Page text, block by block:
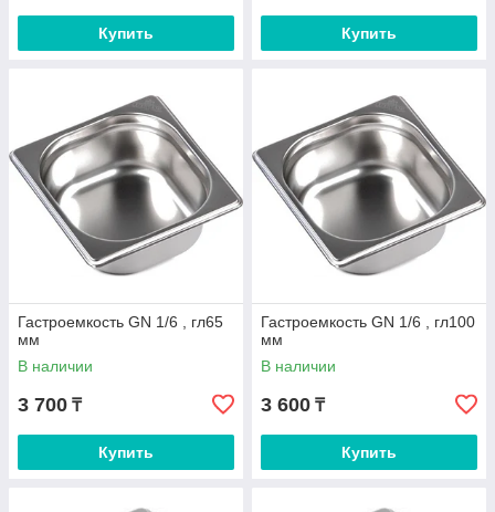
Купить Купить
Гастроемкость GN 1/6 , гл65
мм
В наличии
3 700 ₸
Купить
Гастроемкость GN 1/6 , гл100
мм
В наличии
3 600 ₸
Купить